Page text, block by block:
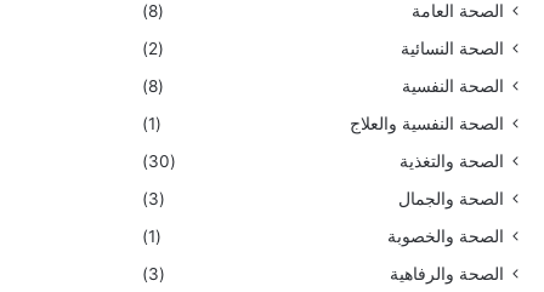
الصحة العامة
(8)
الصحة النسائية
(2)
الصحة النفسية
(8)
الصحة النفسية والعلاج
(1)
الصحة والتغذية
(30)
الصحة والجمال
(3)
الصحة والخصوبة
(1)
الصحة والرفاهية
(3)